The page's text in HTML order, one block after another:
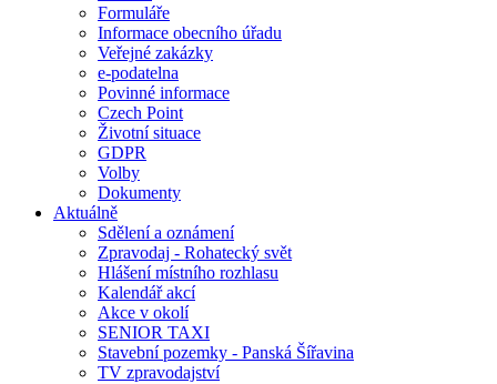
Formuláře
Informace obecního úřadu
Veřejné zakázky
e-podatelna
Povinné informace
Czech Point
Životní situace
GDPR
Volby
Dokumenty
Aktuálně
Sdělení a oznámení
Zpravodaj - Rohatecký svět
Hlášení místního rozhlasu
Kalendář akcí
Akce v okolí
SENIOR TAXI
Stavební pozemky - Panská Šířavina
TV zpravodajství